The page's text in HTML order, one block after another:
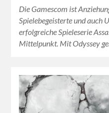
Die Gamescom ist
Spielebegeisterte und auch
erfolgreiche Spieleserie
Mittelpunkt. Mit Odyssey